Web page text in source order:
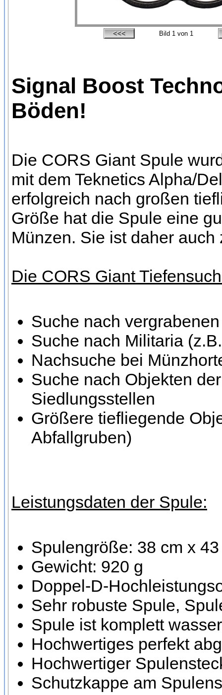
Bild 1 von 1
Signal Boost
Böden!
Die CORS Giant Spule
mit dem Teknetics Alpha/
erfolgreich nach großen
Größe hat die Spule eine
Münzen. Sie ist daher
Die CORS Giant
Suche nach
Suche nach Militaria
Nachsuche bei
Suche nach Objekten
Siedlungsstellen
Größere tiefliegende
Abfallgruben)
Leistungsdaten der Spule:
Spulengröße: 38 cm x
Gewicht: 920 g
Doppel-D-
Sehr robuste Spule,
Spule ist komplett
Hochwertiges perfekt
Hochwertiger
Schutzkappe am